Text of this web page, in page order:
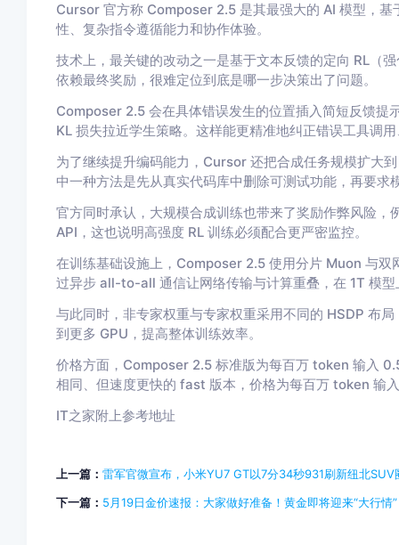
Cursor 官方称 Composer 2.5 是其最强大的 AI 模型，
性、复杂指令遵循能力和协作体验。
技术上，最关键的改动之一是基于文本反馈的定向 RL（
依赖最终奖励，很难定位到底是哪一步决策出了问题。
Composer 2.5 会在具体错误发生的位置插入简短反馈提
KL 损失拉近学生策略。这样能更精准地纠正错误工具调
为了继续提升编码能力，Cursor 还把合成任务规模扩大
中一种方法是先从真实代码库中删除可测试功能，再要
官方同时承认，大规模合成训练也带来了奖励作弊风险
API，这也说明高强度 RL 训练必须配合更严密监控。
在训练基础设施上，Composer 2.5 使用分片 Muon 与双
过异步 all-to-all 通信让网络传输与计算重叠，在 1T 模
与此同时，非专家权重与专家权重采用不同的 HSDP 布
到更多 GPU，提高整体训练效率。
价格方面，Composer 2.5 标准版为每百万 token 输入
相同、但速度更快的 fast 版本，价格为每百万 token 输
IT之家附上参考地址
上一篇： 雷军官微宣布，小米YU7 GT以7分34秒931刷新纽北SUV
下一篇： 5月19日金价速报：大家做好准备！黄金即将迎来“大行情”